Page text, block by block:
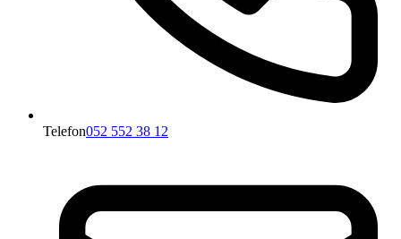
Telefon052 552 38 12